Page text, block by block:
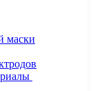
маски